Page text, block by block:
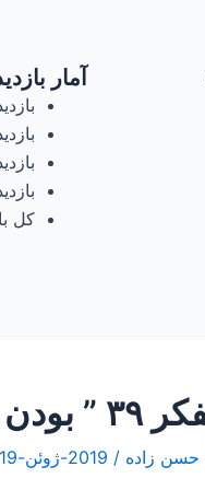
آمار
کل
حسن زاده / 2019-ژوئن-19